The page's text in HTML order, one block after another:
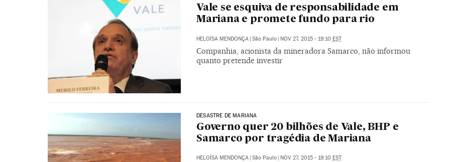
Vale se esquiva de responsabilidade em
Mariana e promete fundo para rio
HELOÍSA MENDONÇA | São Paulo | NOV 27, 2015 - 19:10 EST
Companhia, acionista da mineradora Samarco, não informou
quanto pretende investir
DESASTRE DE MARIANA
Governo quer 20 bilhões de Vale, BHP e
Samarco por tragédia de Mariana
HELOÍSA MENDONÇA São Paulo NOV 27, 2015 - 19:10 EST